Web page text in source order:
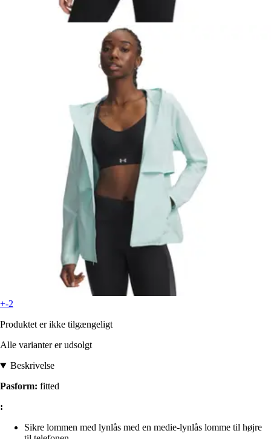
+-2
Produktet er ikke tilgængeligt
Alle varianter er udsolgt
Beskrivelse
Pasform: fitted
:
Sikre lommen med lynlås med en medie-lynlås lomme til højre